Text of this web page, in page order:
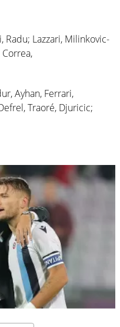
Radu; Lazzari, Milinkovic-
Ayhan, Ferrari,
Traoré, Djuricic;